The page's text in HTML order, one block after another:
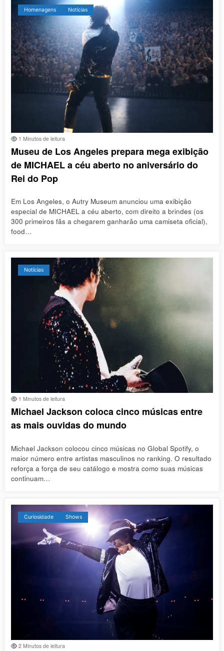
Homenagens Notícias
1 Minutos de leitura
Museu de Los Angeles prepara mega exibição
de MICHAEL a céu aberto no aniversário do
Rei do Pop
Em Los Angeles, o Autry Museum anunciou uma exibição
especial de MICHAEL a céu aberto, com direito a brindes (os
300 primeiros fãs a chegarem ganharão uma camiseta oficial),
food…
Notícias
1 Minutos de leitura
Michael Jackson coloca cinco músicas entre
as mais ouvidas do mundo
Michael Jackson colocou cinco músicas no Global Spotify, o
maior número entre artistas masculinos no ranking. O resultado
reforça a força de seu catálogo e mostra como suas músicas
continuam…
Curiosidade Shows
2 Minutos de leitura